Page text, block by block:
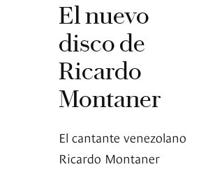
El nuevo
disco de
Ricardo
Montaner
El cantante venezolano
Ricardo Montaner